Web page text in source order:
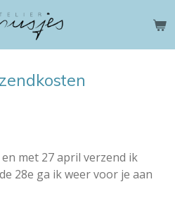
met 27 april verzend ik
28e ga ik weer voor je aan